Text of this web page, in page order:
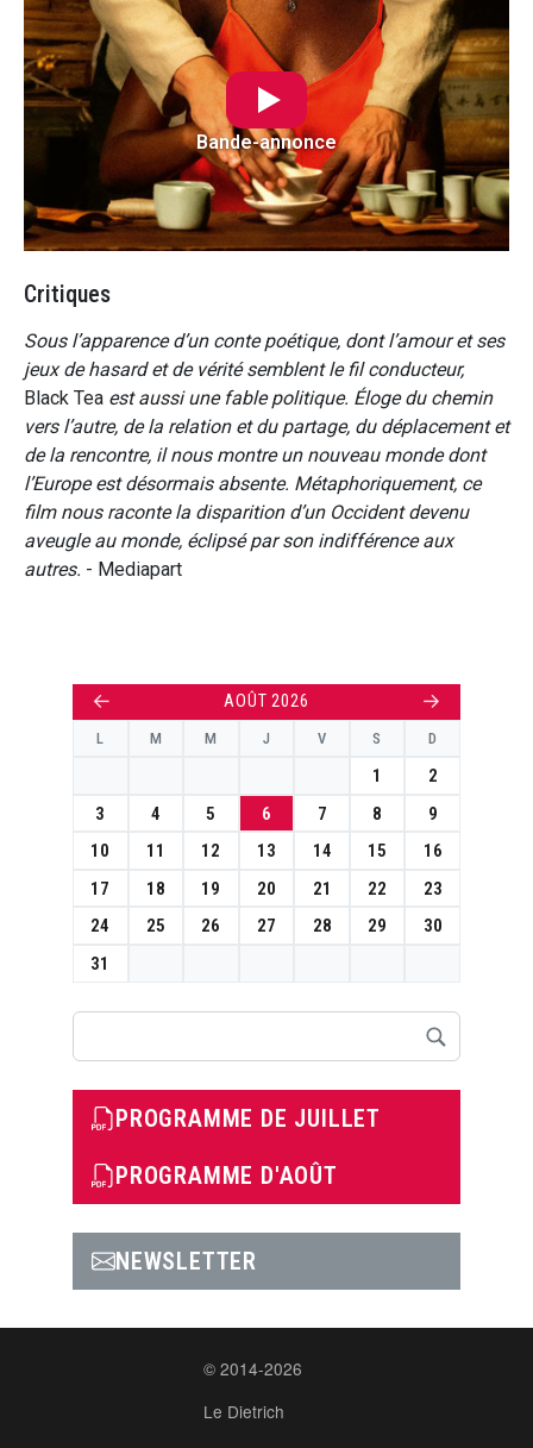
Bande-annonce
Critiques
Sous l’apparence d’un conte poétique, dont l’amour et ses
jeux de hasard et de vérité semblent le fil conducteur,
Black Tea est aussi une fable politique. Éloge du chemin
vers l’autre, de la relation et du partage, du déplacement et
de la rencontre, il nous montre un nouveau monde dont
l’Europe est désormais absente. Métaphoriquement, ce
film nous raconte la disparition d’un Occident devenu
aveugle au monde, éclipsé par son indifférence aux
autres. - Mediapart
← AOÛT 2026 →
L M M J V S D
1
2
3
4 5 6 7 8
9
10
11 12 13 14 15
16
17
18 19 20 21 22
23
24
25 26 27 28 29
30
31
PROGRAMME DE JUILLET
PROGRAMME D'AOÛT
NEWSLETTER
© 2014-2026
Le Dietrich